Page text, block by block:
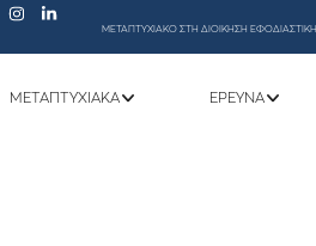
ΜΕΤΑΠΤΥΧΙΑΚΟ ΣΤΗ ΔΙΟΙΚΗΣΗ
ΜΕΤΑΠΤΥΧΙΑΚΆ ΕΡΕΥΝΑ